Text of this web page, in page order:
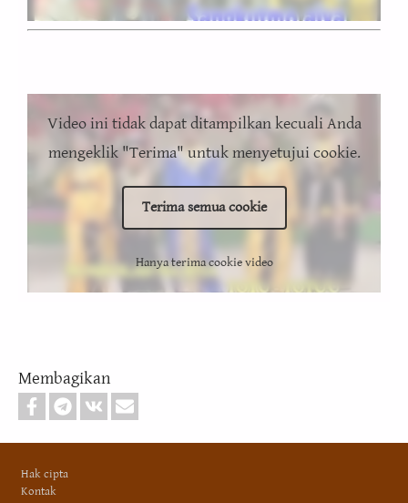
Video ini tidak dapat ditampilkan kecuali Anda
mengeklik "Terima" untuk menyetujui cookie.
Terima semua cookie
Hanya terima cookie video
Membagikan
Hak cipta
Kontak